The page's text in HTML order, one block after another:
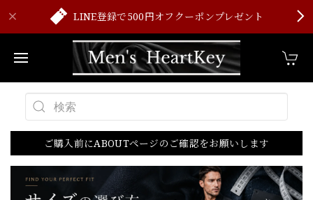
LINE登録で500円オフクーポンプレゼント
ご購入前にABOUTページのご確認をお願いします